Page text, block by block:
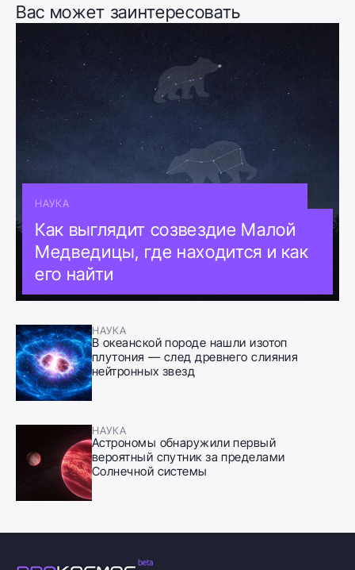
Вас может заинтересовать
НАУКА
Как выглядит созвездие Малой
Медведицы, где находится и как
его найти
НАУКА
В океанской породе нашли изотоп
плутония — след древнего слияния
нейтронных звезд
НАУКА
Астрономы обнаружили первый
вероятный спутник за пределами
Солнечной системы